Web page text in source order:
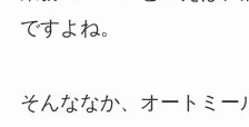
ですよね。
そんななか、オートミ